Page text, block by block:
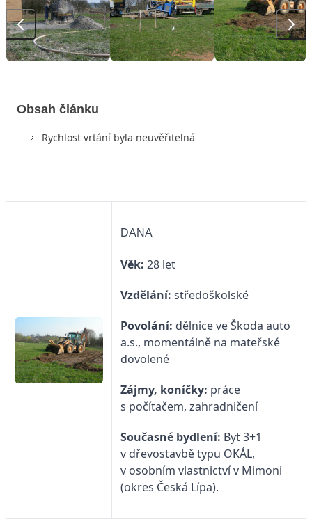
Obsah článku
Rychlost vrtání byla neuvěřitelná
DANA
Věk: 28 let
Vzdělání: středoškolské
Povolání: dělnice ve Škoda auto
a.s., momentálně na mateřské
dovolené
Zájmy, koníčky: práce
s počítačem, zahradničení
Současné bydlení: Byt 3+1
v dřevostavbě typu OKÁL,
v osobním vlastnictví v Mimoni
(okres Česká Lípa).